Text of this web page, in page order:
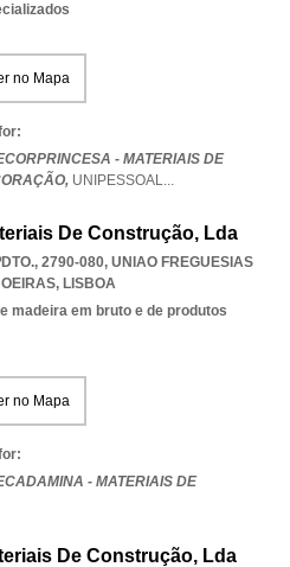
no Mapa
- MATERIAIS DE
UNIPESSOAL...
De Construção, Lda
2790-080, UNIAO FREGUESIAS
, LISBOA
madeira em bruto e de produtos
no Mapa
- MATERIAIS DE
De Construção, Lda